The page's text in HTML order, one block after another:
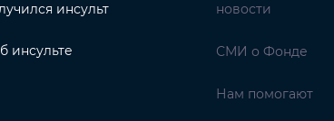
инсульт
инсульте
новости
СМИ о Фонде
Нам помогают